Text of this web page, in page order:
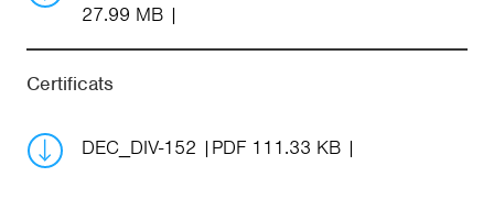
27.99 MB
Certificats
DEC_DIV-152 PDF 111.33 KB